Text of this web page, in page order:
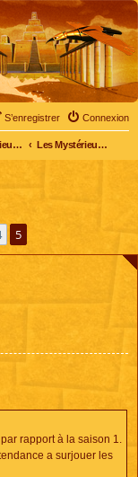
Connexion
S’enregistrer
Les Mystérieuses Cités d'Or Les Mystérieuses Cités d'Or : saison 3 (2016)
5
rapport à la saison 1.
a surjouer les